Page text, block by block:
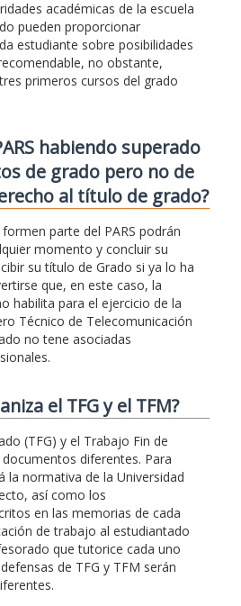
académicas de la escuela
pueden proporcionar
estudiante sobre posibilidades
no obstante,
primeros cursos del grado
habiendo superado
de grado pero no de
al título de grado?
parte del PARS podrán
momento y concluir su
su título de Grado si ya lo ha
que, en este caso, la
habilita para el ejercicio de la
Técnico de Telecomunicación
no tene asociadas
el TFG y el TFM?
(TFG) y el Trabajo Fin de
diferentes. Para
la normativa de la Universidad
así como los
en las memorias de cada
de trabajo al estudiantado
que tutorice cada uno
de TFG y TFM serán